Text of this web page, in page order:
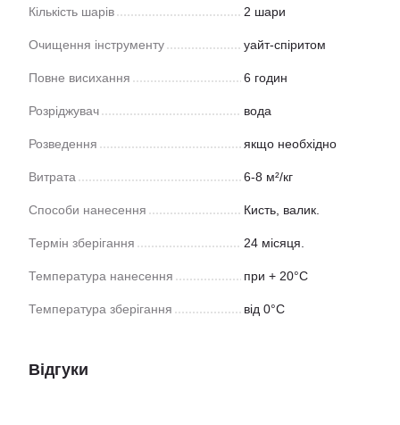
Кількість шарів 2 шари
Очищення інструменту уайт-спіритом
Повне висихання 6 годин
Розріджувач вода
Розведення якщо необхідно
Витрата 6-8 м²/кг
Способи нанесення Кисть, валик.
Термін зберігання 24 місяця.
Температура нанесення при + 20°С
Температура зберігання від 0°С
Відгуки